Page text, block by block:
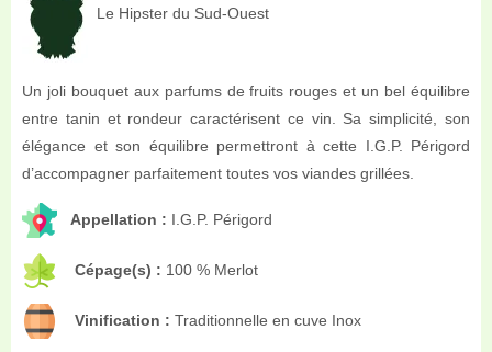
Le Hipster du Sud-Ouest
Un joli bouquet aux parfums de fruits rouges et un bel équilibre
entre tanin et rondeur caractérisent ce vin. Sa simplicité, son
élégance et son équilibre permettront à cette I.G.P. Périgord
d’accompagner parfaitement toutes vos viandes grillées.
Appellation : I.G.P. Périgord
Cépage(s) : 100 % Merlot
Vinification : Traditionnelle en cuve Inox